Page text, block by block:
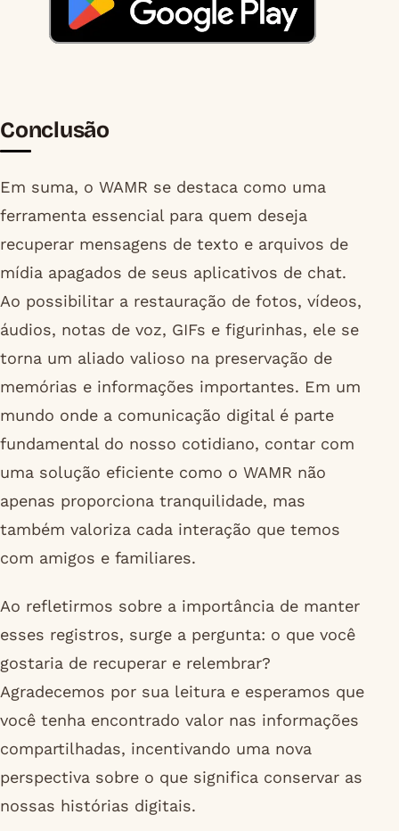
Conclusão
Em suma, o WAMR se destaca como uma
ferramenta essencial para quem deseja
recuperar mensagens de texto e arquivos de
mídia apagados de seus aplicativos de chat.
Ao possibilitar a restauração de fotos, vídeos,
áudios, notas de voz, GIFs e figurinhas, ele se
torna um aliado valioso na preservação de
memórias e informações importantes. Em um
mundo onde a comunicação digital é parte
fundamental do nosso cotidiano, contar com
uma solução eficiente como o WAMR não
apenas proporciona tranquilidade, mas
também valoriza cada interação que temos
com amigos e familiares.
Ao refletirmos sobre a importância de manter
esses registros, surge a pergunta: o que você
gostaria de recuperar e relembrar?
Agradecemos por sua leitura e esperamos que
você tenha encontrado valor nas informações
compartilhadas, incentivando uma nova
perspectiva sobre o que significa conservar as
nossas histórias digitais.